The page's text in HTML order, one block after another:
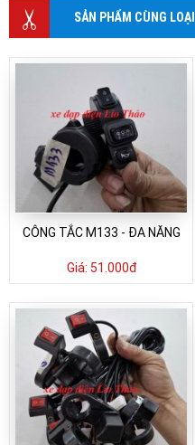
SẢN PHẨM CÙNG LOẠI
CÔNG TẮC M133 - ĐA NĂNG
Giá: 51.000đ